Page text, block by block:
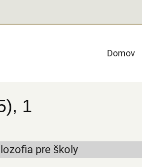
Main
Domov
1
pre školy